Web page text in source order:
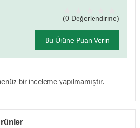
(0 Değerlendirme)
Bu Ürüne Puan Verin
bir inceleme yapılmamıştır.